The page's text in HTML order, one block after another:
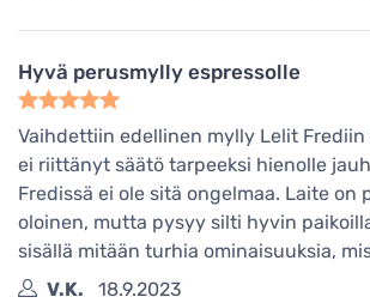
Hyvä perusmylly espressolle
Vaihdettiin edellinen mylly Lelit Frediin
ei riittänyt säätö tarpeeksi hienolle
Fredissä ei ole sitä ongelmaa. Laite on
oloinen, mutta pysyy silti hyvin
sisällä mitään turhia ominaisuuksia,
V.K.
18.9.2023